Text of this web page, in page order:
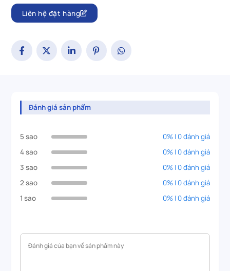
Liên hệ đặt hàng
Đánh giá sản phẩm
5 sao
0% | 0 đánh giá
4 sao
0% | 0 đánh giá
3 sao
0% | 0 đánh giá
2 sao
0% | 0 đánh giá
1 sao
0% | 0 đánh giá